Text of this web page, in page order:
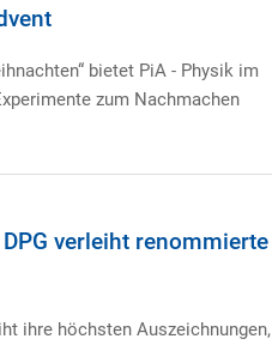
bietet PiA - Physik im
zum Nachmachen
verleiht renommierte
ihre höchsten Auszeichnungen,